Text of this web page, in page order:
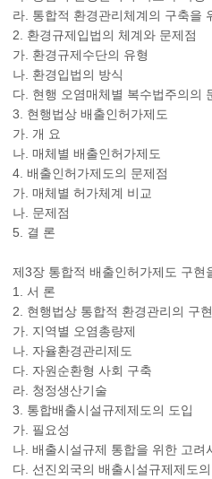
라. 통합적 환경관리체계의 구축을
2. 환경규제입법의 체계와 문제점
가. 환경규제수단의 유형
나. 환경입법의 방식
다. 현행 오염매체별 복수법주의의
3. 현행법상 배출인허가제도
가. 개 요
나. 매체별 배출인허가제도
4. 배출인허가제도의 문제점
가. 매체별 허가체계 비교
나. 문제점
5. 결 론
제3장 통합적 배출인허가제도 구현
1. 서 론
2. 현행법상 통합적 환경관리의 구현
가. 지역별 오염총량제
나. 자율환경관리제도
다. 자원순환형 사회 구축
라. 청정생산기술
3. 통합배출시설규제제도의 도입
가. 필요성
나. 배출시설규제 통합을 위한 고려
다. 선진외국의 배출시설규제제도